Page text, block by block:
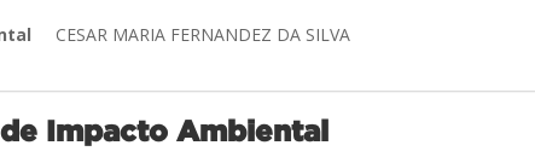
CESAR MARIA FERNANDEZ DA SILVA
Impacto Ambiental